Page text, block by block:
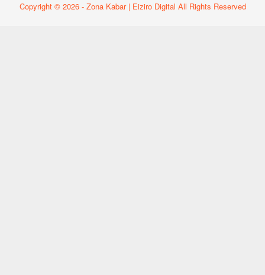
Copyright © 2026 - Zona Kabar | Eiziro Digital All Rights Reserved